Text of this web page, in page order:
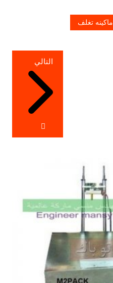
ماكينه تغلف
التالي